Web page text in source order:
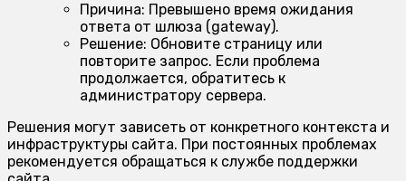
Причина: Превышено время ожидания
ответа от шлюза (gateway).
Решение: Обновите страницу или
повторите запрос. Если проблема
продолжается, обратитесь к
администратору сервера.
Решения могут зависеть от конкретного контекста и
инфраструктуры сайта. При постоянных проблемах
рекомендуется обращаться к службе поддержки